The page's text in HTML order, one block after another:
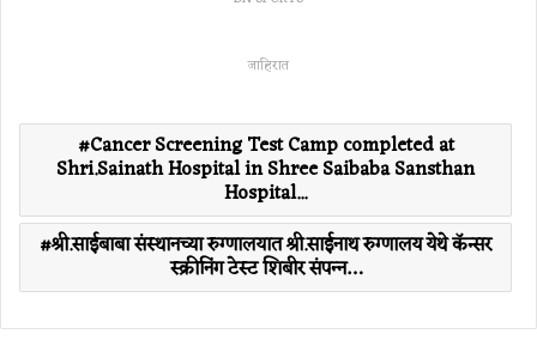
जाहिरात
Cancer Screening Test Camp completed at
Shri.Sainath Hospital in Shree Saibaba Sansthan
Hospital...
श्री.साईबाबा संस्‍थानच्‍या रुग्‍णालयात श्री.साईनाथ रुग्‍णालय येथे कॅन्‍सर
स्क्रीनिंग टेस्ट शिबीर संपन्‍न…